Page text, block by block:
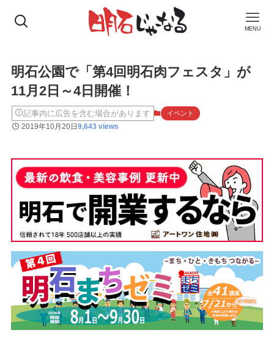
MENU
明石公園で「第4回明石肉フェスタ」が
11月2日～4日開催！
記事内に広告を含む場合があります イベント
2019年10月20日9,643 views